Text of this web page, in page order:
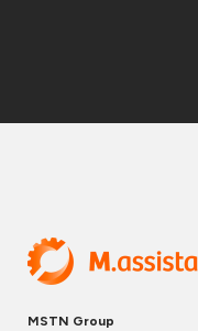
MSTN Group